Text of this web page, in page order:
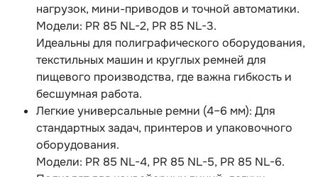
нагрузок, мини-приводов и точной автоматики.
Модели: PR 85 NL-2, PR 85 NL-3.
Идеальны для полиграфического оборудования,
текстильных машин и круглых ремней для
пищевого производства, где важна гибкость и
бесшумная работа.
Легкие универсальные ремни (4–6 мм): Для
стандартных задач, принтеров и упаковочного
оборудования.
Модели: PR 85 NL-4, PR 85 NL-5, PR 85 NL-6.